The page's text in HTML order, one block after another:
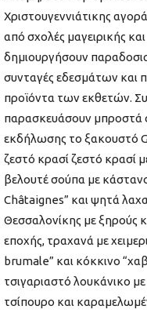
Χριστουγεννιάτικης
από σχολές μαγειρικής
δημιουργήσουν
συνταγές εδεσμάτων και
προϊόντα των εκθετών.
παρασκευάσουν μπροστά
εκδήλωσης το ξακουστό
ζεστό κρασί ζεστό κρασί
βελουτέ σούπα με
Châtaignes” και ψητά
Θεσσαλονίκης με ξηρούς
εποχής, τραχανά με
brumale” και κόκκινο
τσιγαριαστό λουκάνικο
τσίπουρο και